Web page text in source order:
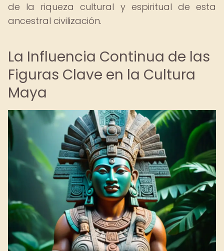
de la riqueza cultural y espiritual de esta
ancestral civilización.
La Influencia Continua de las
Figuras Clave en la Cultura
Maya